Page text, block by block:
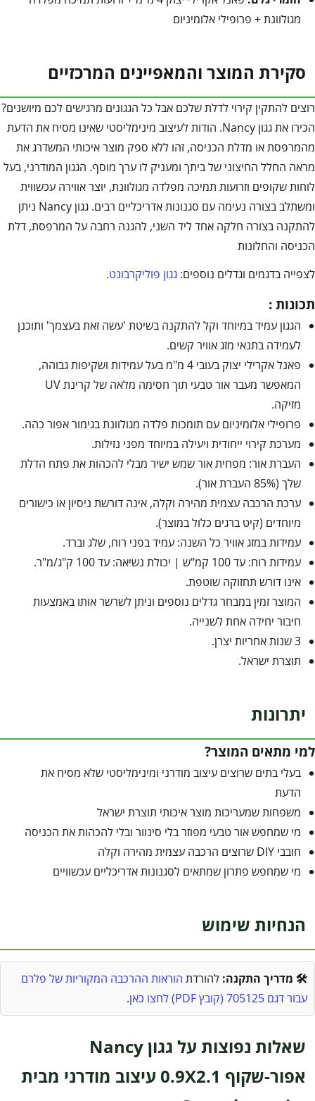
מגולוונת + פרופילי אלומיניום
סקירת המוצר והמאפיינים המרכזיים
רוצים להתקין קירוי לדלת שלכם אבל כל הגגונים מרגישים לכם מיושנים?
הכירו את גגון Nancy. הודות לעיצוב מינימליסטי שאינו מסיח את הדעת
מהמרפסת או מדלת הכניסה, זהו ללא ספק מוצר איכותי המשדרג את
מראה החלל החיצוני של ביתך ומעניק לו ערך מוסף. הגגון המודרני, בעל
לוחות שקופים וזרועות תמיכה מפלדה מגולוונת, יוצר אווירה עכשווית
ומשתלב בצורה נעימה עם סגנונות אדריכליים רבים. גגון Nancy ניתן
להתקנה בצורה חלקה אחד ליד השני, להגנה רחבה על המרפסת, דלת
הכניסה והחלונות
לצפייה בדגמים וגדלים נוספים: גגון פוליקרבונט.
תכונות :
הגגון עמיד במיוחד וקל להתקנה בשיטת 'עשה זאת בעצמך' ותוכנן
לעמידה בתנאי מזג אוויר קשים.
פאנל אקרילי יצוק בעובי 4 מ"מ בעל עמידות ושקיפות גבוהה,
המאפשר מעבר אור טבעי תוך חסימה מלאה של קרינת UV
מזיקה.
פרופילי אלומיניום עם תומכות פלדה מגולוונת בגימור אפור כהה.
מערכת קירוי ייחודית ויעילה במיוחד מפני נזילות.
העברת אור: מפחית אור שמש ישיר מבלי להכהות את פתח הדלת
שלך (85% העברת אור).
ערכת הרכבה עצמית מהירה וקלה, אינה דורשת ניסיון או כישורים
מיוחדים (קיט ברגים כלול במוצר).
עמידות במזג אוויר כל השנה: עמיד בפני רוח, שלג וברד.
עמידות רוח: עד 100 קמ"ש | יכולת נשיאה: עד 100 ק"ג/מ"ר.
אינו דורש תחזוקה שוטפת.
המוצר זמין במבחר גדלים נוספים וניתן לשרשר אותו באמצעות
חיבור יחידה אחת לשנייה.
3 שנות אחריות יצרן.
תוצרת ישראל.
יתרונות
למי מתאים המוצר?
בעלי בתים שרוצים עיצוב מודרני ומינימליסטי שלא מסיח את
הדעת
משפחות שמעריכות מוצר איכותי תוצרת ישראל
מי שמחפש אור טבעי מפוזר בלי סינוור ובלי להכהות את הכניסה
חובבי DIY שרוצים הרכבה עצמית מהירה וקלה
מי שמחפש פתרון שמתאים לסגנונות אדריכליים עכשוויים
הנחיות שימוש
🛠️ מדריך התקנה: להורדת הוראות ההרכבה המקוריות של פלרם
עבור דגם 705125 (קובץ PDF) לחצו כאן
.
שאלות נפוצות על גגון Nancy
אפור-שקוף 0.9X2.1 עיצוב מודרני מבית